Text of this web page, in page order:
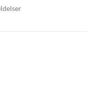
lokalt. Eufy SoloCam